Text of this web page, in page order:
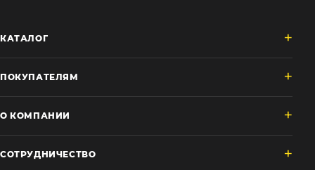
КАТАЛОГ
ПОКУПАТЕЛЯМ
О КОМПАНИИ
СОТРУДНИЧЕСТВО